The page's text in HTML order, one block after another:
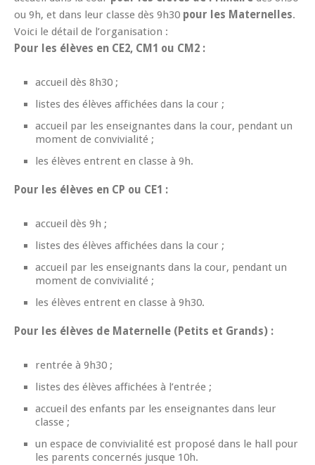
ou 9h, et dans leur classe dès 9h30 pour les Maternelles.
Voici le détail de l’organisation :
Pour les élèves en CE2, CM1 ou CM2 :
accueil dès 8h30 ;
listes des élèves affichées dans la cour ;
accueil par les enseignantes dans la cour, pendant un
moment de convivialité ;
les élèves entrent en classe à 9h.
Pour les élèves en CP ou CE1 :
accueil dès 9h ;
listes des élèves affichées dans la cour ;
accueil par les enseignants dans la cour, pendant un
moment de convivialité ;
les élèves entrent en classe à 9h30.
Pour les élèves de Maternelle (Petits et Grands) :
rentrée à 9h30 ;
listes des élèves affichées à l’entrée ;
accueil des enfants par les enseignantes dans leur
classe ;
un espace de convivialité est proposé dans le hall pour
les parents concernés jusque 10h.